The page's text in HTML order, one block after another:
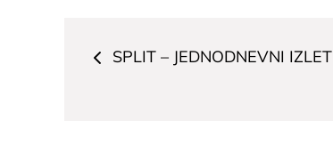
Navigacija
SPLIT – JEDNODNEVNI IZLET